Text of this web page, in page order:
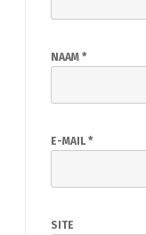
NAAM *
E-MAIL *
SITE